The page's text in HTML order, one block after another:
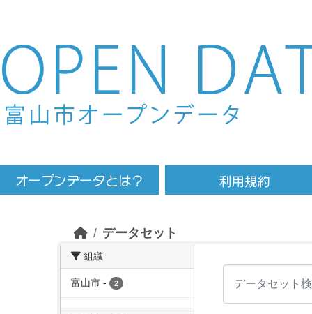
Skip to main content
データセット
組織
富山市 - 2